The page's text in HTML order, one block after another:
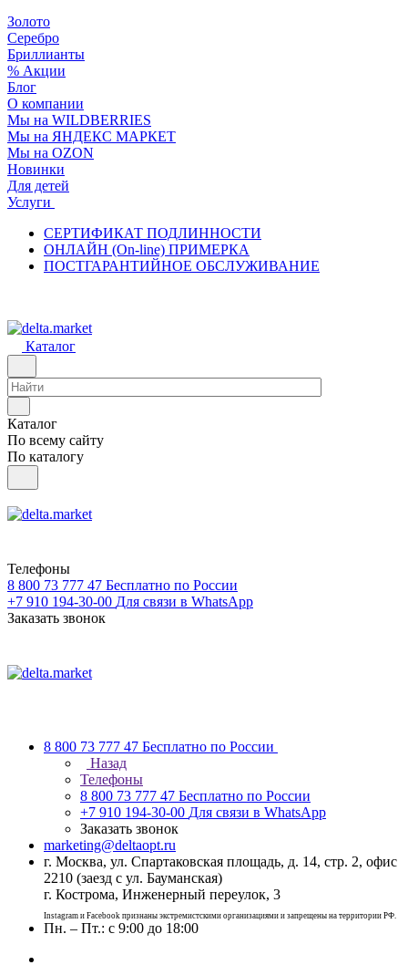
Золото
Серебро
Бриллианты
% Акции
Блог
О компании
Мы на WILDBERRIES
Мы на ЯНДЕКС МАРКЕТ
Мы на OZON
Новинки
Для детей
Услуги
СЕРТИФИКАТ ПОДЛИННОСТИ
ОНЛАЙН (On-line) ПРИМЕРКА
ПОСТГАРАНТИЙНОЕ ОБСЛУЖИВАНИЕ
Каталог
Каталог
По всему сайту
По каталогу
Телефоны
8 800 73 777 47 Бесплатно по России
+7 910 194-30-00 Для связи в WhatsApp
Заказать звонок
8 800 73 777 47 Бесплатно по России
Назад
Телефоны
8 800 73 777 47 Бесплатно по России
+7 910 194-30-00 Для связи в WhatsApp
Заказать звонок
marketing@deltaopt.ru
г. Москва, ул. Спартаковская площадь, д. 14, стр. 2, офис
2210 (заезд с ул. Бауманская)
г. Кострома, Инженерный переулок, 3
Instagram и Facebook признаны экстремистскими организациями и запрещены на территории РФ.
Пн. – Пт.: с 9:00 до 18:00